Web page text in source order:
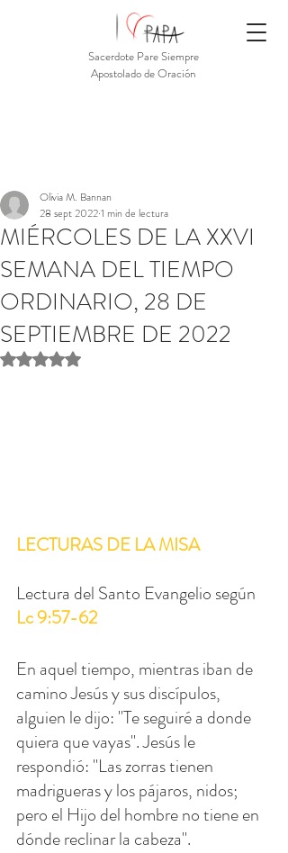
Sacerdote Pare Siempre
Apostolado de Oración
MIÉRCOLES DE LA XXVI
SEMANA DEL TIEMPO
ORDINARIO, 28 DE
SEPTIEMBRE DE 2022
Olivia M. Bannan
28 sept 20221 min de lectura
Obtuvo NaN de 5 estrellas.
LECTURAS DE LA MISA
Lectura del Santo Evangelio según
Lc 9:57-62
En aquel tiempo, mientras iban de
camino Jesús y sus discípulos,
alguien le dijo: "Te seguiré a donde
quiera que vayas". Jesús le
respondió: "Las zorras tienen
madrigueras y los pájaros, nidos;
pero el Hijo del hombre no tiene en
dónde reclinar la cabeza".